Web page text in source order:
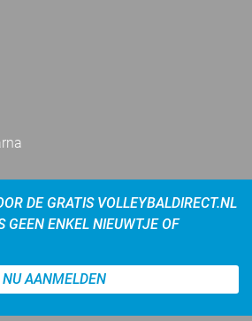
DE GRATIS VOLLEYBALDIRECT.NL
GEEN ENKEL NIEUWTJE OF
NU AANMELDEN